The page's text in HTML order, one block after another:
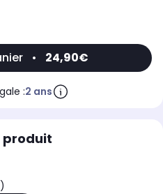
• 24,90€
:2 ans
produit